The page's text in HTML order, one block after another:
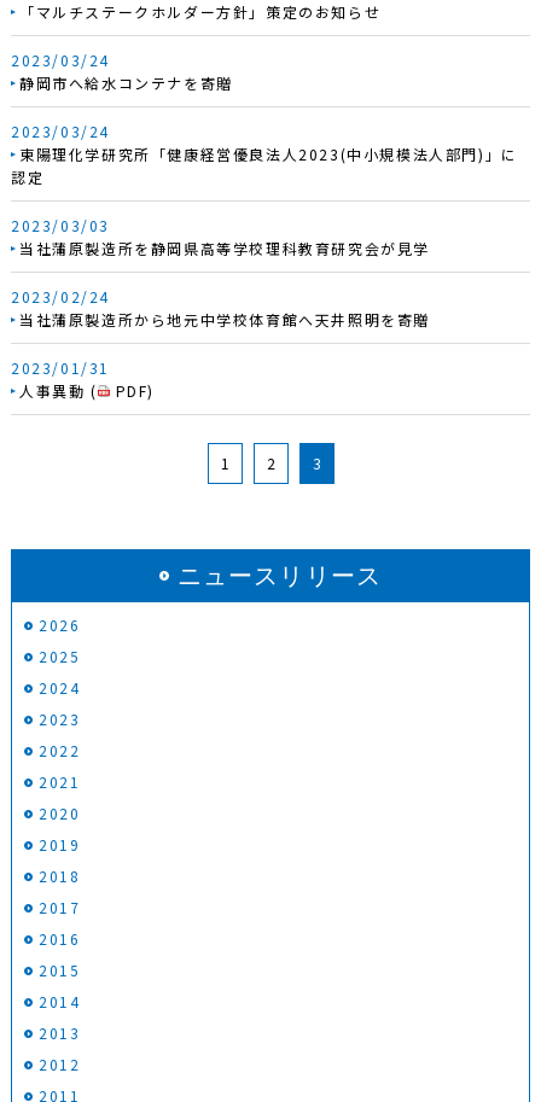
「マルチステークホルダー方針」策定のお知らせ
2023/03/24
静岡市へ給水コンテナを寄贈
2023/03/24
東陽理化学研究所「健康経営優良法人2023(中小規模法人部門)」に
認定
2023/03/03
当社蒲原製造所を静岡県高等学校理科教育研究会が見学
2023/02/24
当社蒲原製造所から地元中学校体育館へ天井照明を寄贈
2023/01/31
人事異動 ( PDF)
1 2 3
ニュースリリース
2026
2025
2024
2023
2022
2021
2020
2019
2018
2017
2016
2015
2014
2013
2012
2011